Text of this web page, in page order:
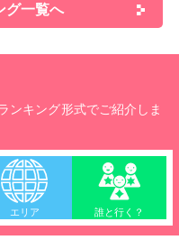
グ一覧へ
ンキング形式でご紹介しま
エリア 誰と行く？